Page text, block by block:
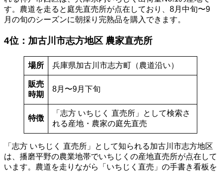
す。農道を走ると庭先直売所が点在しており、8月中旬〜9
月の旬のシーズンに朝採り完熟品を購入できます。
4位：加古川市志方地区 農家直売所
場所 兵庫県加古川市志方町（農道沿い）
販売
時期
8月〜9月下旬
特徴
「志方 いちじく 直売所」として検索さ
れる産地・農家の庭先直売
「志方 いちじく 直売所」として知られる加古川市志方地区
は、播磨平野の農業地帯でいちじくの産地直売所が点在して
います。農道を走りながら「いちじく直売」の手書き看板を